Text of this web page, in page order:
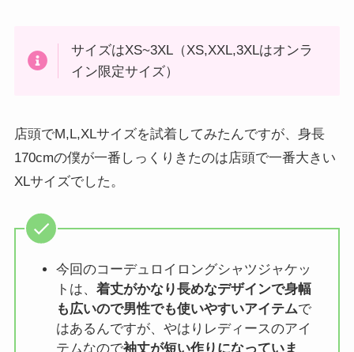
サイズはXS~3XL（XS,XXL,3XLはオンラ
イン限定サイズ）
店頭でM,L,XLサイズを試着してみたんですが、身長
170cmの僕が一番しっくりきたのは店頭で一番大きい
XLサイズでした。
今回のコーデュロイロングシャツジャケッ
トは、 着丈がかなり長めなデザインで身幅
も広いので男性でも使いやすいアイテムで
はあるんですが、やはりレディースのアイ
テムなので袖丈が短い作りになっていま